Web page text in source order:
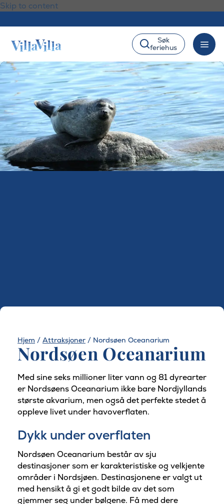
Skip to content
Søk
feriehus
Hjem / Attraksjoner / Nordsøen Oceanarium
Nordsøen Oceanarium
Med sine seks millioner liter vann og 81 dyrearter
er Nordsøens Oceanarium ikke bare Nordjyllands
største akvarium, men også det perfekte stedet å
oppleve livet under havoverflaten.
Dykk under overflaten
Nordsøen Oceanarium består av sju
destinasjoner som er karakteristiske og velkjente
områder i Nordsjøen. Destinasjonene er valgt ut
med hensikt å gi et godt bilde av det som
gjemmer seg under bølgene. Få med dere